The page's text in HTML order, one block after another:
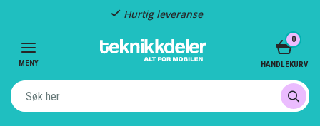
MENY
0
HANDLEKURV